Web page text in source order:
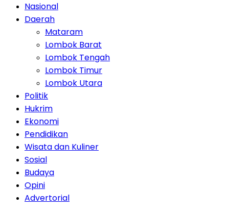
Nasional
Daerah
Mataram
Lombok Barat
Lombok Tengah
Lombok Timur
Lombok Utara
Politik
Hukrim
Ekonomi
Pendidikan
Wisata dan Kuliner
Sosial
Budaya
Opini
Advertorial